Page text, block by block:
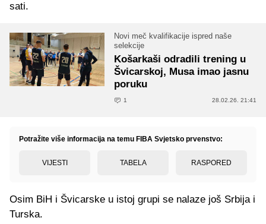
sati.
Novi meč kvalifikacije ispred naše
selekcije
Košarkaši odradili trening u
Švicarskoj, Musa imao jasnu
poruku
1 28.02.26. 21:41
Potražite više informacija na temu FIBA Svjetsko prvenstvo:
VIJESTI TABELA RASPORED
Osim BiH i Švicarske u istoj grupi se nalaze još Srbija i
Turska.